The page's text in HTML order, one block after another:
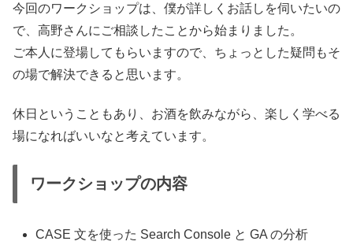
今回のワークショップは、僕が詳しくお話しを伺いたいの
で、高野さんにご相談したことから始まりました。
ご本人に登場してもらいますので、ちょっとした疑問もそ
の場で解決できると思います。
休日ということもあり、お酒を飲みながら、楽しく学べる
場になればいいなと考えています。
ワークショップの内容
CASE 文を使った Search Console と GA の分析